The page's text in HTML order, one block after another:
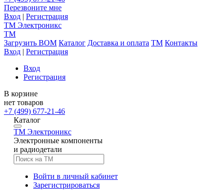
Перезвоните мне
Вход | Регистрация
TM Электроникс
TM
Загрузить BOM Каталог Доставка и оплата TM Контакты
Вход | Регистрация
Вход
Регистрация
В корзине
нет товаров
+7 (499) 677-21-46
Каталог
TM Электроникс
Электронные компоненты
и радиодетали
Войти в личный кабинет
Зарегистрироваться